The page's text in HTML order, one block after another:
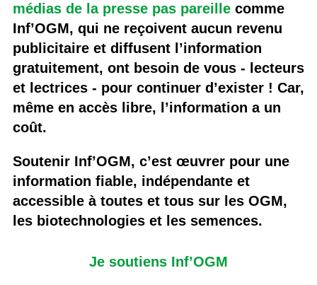
médias de la presse pas pareillecomme
Inf’OGM, qui ne reçoivent aucun revenu
publicitaire et diffusent l’information
gratuitement, ont besoin de vous - lecteurs
et lectrices - pour continuer d’exister ! Car,
même en accès libre, l’information a un
coût.
Soutenir Inf’OGM, c’est œuvrer pour une
information fiable, indépendante et
accessible à toutes et tous sur les OGM,
les biotechnologies et les semences.
Je soutiens Inf’OGM